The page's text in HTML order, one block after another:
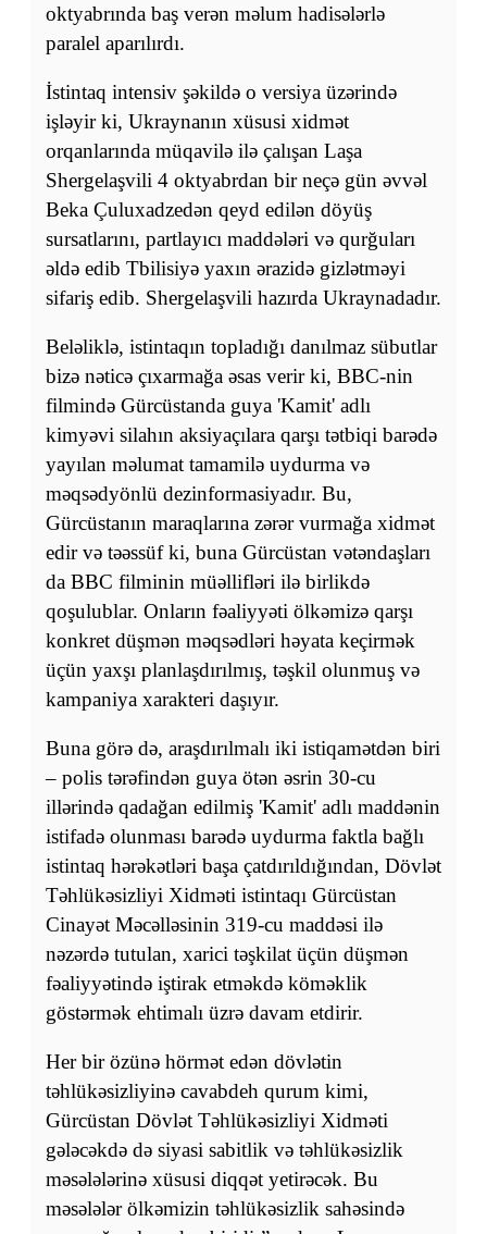
oktyabrında baş verən məlum hadisələrlə
paralel aparılırdı.
İstintaq intensiv şəkildə o versiya üzərində
işləyir ki, Ukraynanın xüsusi xidmət
orqanlarında müqavilə ilə çalışan Laşa
Shergelaşvili 4 oktyabrdan bir neçə gün əvvəl
Beka Çuluxadzedən qeyd edilən döyüş
sursatlarını, partlayıcı maddələri və qurğuları
əldə edib Tbilisiyə yaxın ərazidə gizlətməyi
sifariş edib. Shergelaşvili hazırda Ukraynadadır.
Beləliklə, istintaqın topladığı danılmaz sübutlar
bizə nəticə çıxarmağa əsas verir ki, BBC-nin
filmində Gürcüstanda guya 'Kamit' adlı
kimyəvi silahın aksiyaçılara qarşı tətbiqi barədə
yayılan məlumat tamamilə uydurma və
məqsədyönlü dezinformasiyadır. Bu,
Gürcüstanın maraqlarına zərər vurmağa xidmət
edir və təəssüf ki, buna Gürcüstan vətəndaşları
da BBC filminin müəllifləri ilə birlikdə
qoşulublar. Onların fəaliyyəti ölkəmizə qarşı
konkret düşmən məqsədləri həyata keçirmək
üçün yaxşı planlaşdırılmış, təşkil olunmuş və
kampaniya xarakteri daşıyır.
Buna görə də, araşdırılmalı iki istiqamətdən biri
– polis tərəfindən guya ötən əsrin 30-cu
illərində qadağan edilmiş 'Kamit' adlı maddənin
istifadə olunması barədə uydurma faktla bağlı
istintaq hərəkətləri başa çatdırıldığından, Dövlət
Təhlükəsizliyi Xidməti istintaqı Gürcüstan
Cinayət Məcəlləsinin 319-cu maddəsi ilə
nəzərdə tutulan, xarici təşkilat üçün düşmən
fəaliyyətində iştirak etməkdə köməklik
göstərmək ehtimalı üzrə davam etdirir.
Her bir özünə hörmət edən dövlətin
təhlükəsizliyinə cavabdeh qurum kimi,
Gürcüstan Dövlət Təhlükəsizliyi Xidməti
gələcəkdə də siyasi sabitlik və təhlükəsizlik
məsələlərinə xüsusi diqqət yetirəcək. Bu
məsələlər ölkəmizin təhlükəsizlik sahəsində